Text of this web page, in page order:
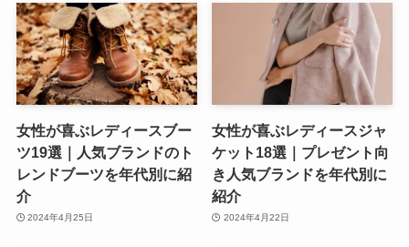
女性が喜ぶレディースブー
ツ19選｜人気ブランドのト
レンドブーツを年代別に紹
介
2024年4月25日
女性が喜ぶレディースジャ
ケット18選｜プレゼント向
き人気ブランドを年代別に
紹介
2024年4月22日